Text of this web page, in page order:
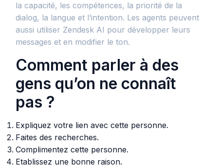
la capacité, les compétences, la priorité de la
dialog, la langue et l’intention. Les agents peuvent
aussi utiliser Zendesk AI pour développer leurs
messages et en modifier le ton.
Comment parler à des
gens qu’on ne connaît
pas ?
Expliquez votre lien avec cette personne.
Faites des recherches.
Complimentez cette personne.
Etablissez une bonne raison.